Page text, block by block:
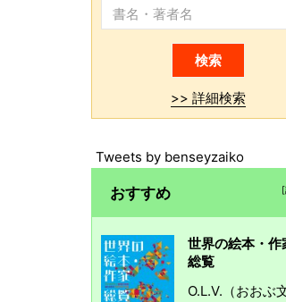
>> 詳細検索
Tweets by benseyzaiko
おすすめ [
世界の絵本・
総覧
O.L.V.（おおぶ